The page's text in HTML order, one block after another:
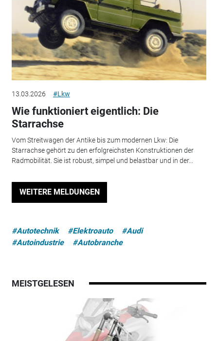
13.03.2026 #Lkw
Wie funktioniert eigentlich: Die
Starrachse
Vom Streitwagen der Antike bis zum modernen Lkw: Die
Starrachse gehört zu den erfolgreichsten Konstruktionen der
Radmobilität. Sie ist robust, simpel und belastbar und in der...
WEITERE MELDUNGEN
#Autotechnik #Elektroauto
#Audi
#Autoindustrie
#Autobranche
MEISTGELESEN